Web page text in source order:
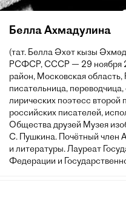
Белла Ахмадулина
(тат. Белла Әхәт кызы
РСФСР, СССР — 29 ноября
район, Московская
писательница,
лирических поэтесс
российских писателей,
Общества друзей Музея
С. Пушкина. Почётный член
и литературы. Лауреат
Федерации и